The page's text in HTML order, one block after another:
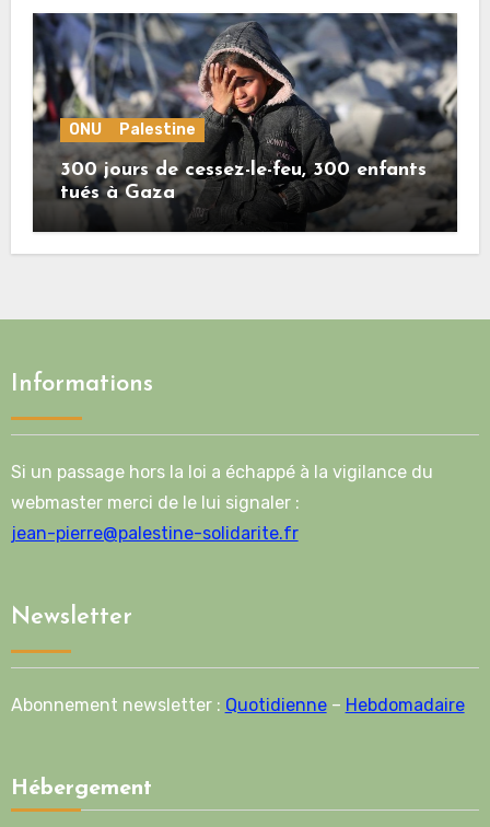
ONU Palestine
300 jours de cessez-le-feu, 300 enfants
tués à Gaza
Informations
Si un passage hors la loi a échappé à la vigilance du
webmaster merci de le lui signaler :
jean-pierre@palestine-solidarite.fr
Newsletter
Abonnement newsletter : Quotidienne– Hebdomadaire
Hébergement